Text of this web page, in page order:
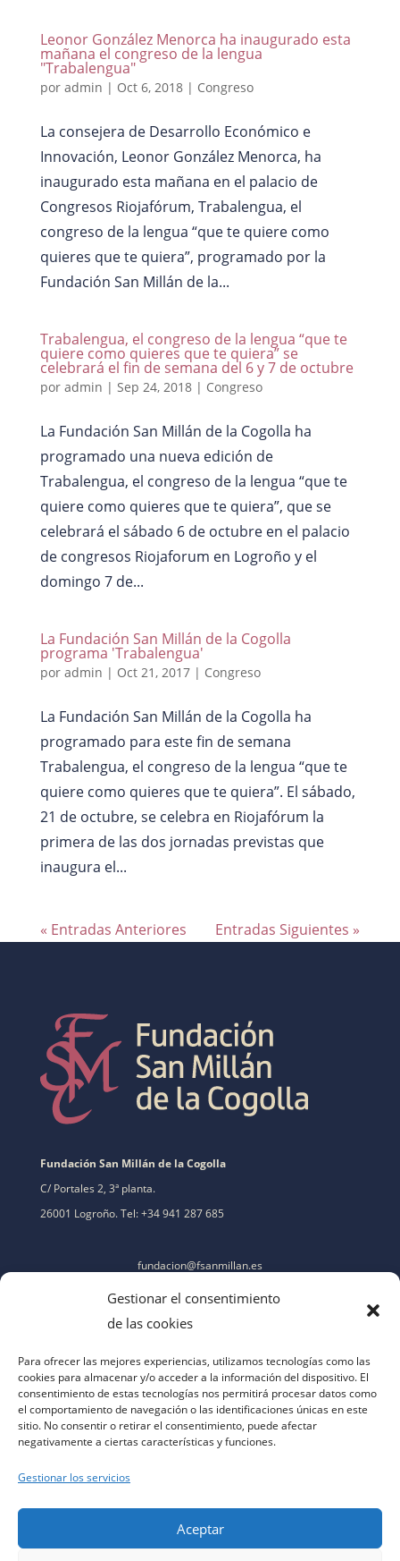
Gestionar el consentimiento
de las cookies
Para ofrecer las mejores experiencias, utilizamos tecnologías como las
cookies para almacenar y/o acceder a la información del dispositivo. El
consentimiento de estas tecnologías nos permitirá procesar datos como
el comportamiento de navegación o las identificaciones únicas en este
sitio. No consentir o retirar el consentimiento, puede afectar
negativamente a ciertas características y funciones.
Gestionar los servicios
Aceptar
Leonor González Menorca ha inaugurado esta
mañana el congreso de la lengua
"Trabalengua"
por admin | Oct 6, 2018| Congreso
La consejera de Desarrollo Económico e
Innovación, Leonor González Menorca, ha
inaugurado esta mañana en el palacio de
Congresos Riojafórum, Trabalengua, el
congreso de la lengua “que te quiere como
quieres que te quiera”, programado por la
Fundación San Millán de la...
Trabalengua, el congreso de la lengua “que te
quiere como quieres que te quiera” se
celebrará el fin de semana del 6 y 7 de octubre
por admin | Sep 24, 2018| Congreso
La Fundación San Millán de la Cogolla ha
programado una nueva edición de
Trabalengua, el congreso de la lengua “que te
quiere como quieres que te quiera”, que se
celebrará el sábado 6 de octubre en el palacio
de congresos Riojaforum en Logroño y el
domingo 7 de...
La Fundación San Millán de la Cogolla
programa 'Trabalengua'
por admin | Oct 21, 2017| Congreso
La Fundación San Millán de la Cogolla ha
programado para este fin de semana
Trabalengua, el congreso de la lengua “que te
quiere como quieres que te quiera”. El sábado,
21 de octubre, se celebra en Riojafórum la
primera de las dos jornadas previstas que
inaugura el...
« Entradas Anteriores Entradas Siguientes »
Fundación San Millán de la Cogolla
C/ Portales 2, 3ª planta.
26001 Logroño. Tel: +34 941 287 685
fundacion@fsanmillan.es